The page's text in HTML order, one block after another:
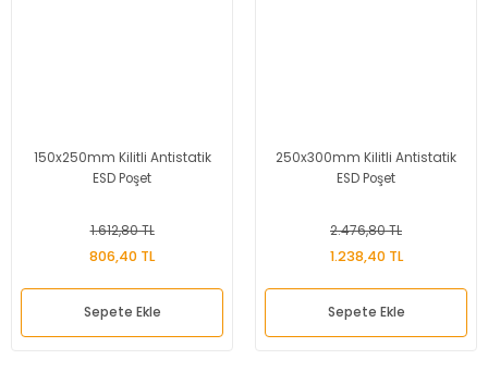
150x250mm Kilitli Antistatik
ESD Poşet
1.612,80 TL
806,40 TL
Sepete Ekle
250x300mm Kilitli Antistatik
ESD Poşet
2.476,80 TL
1.238,40 TL
Sepete Ekle